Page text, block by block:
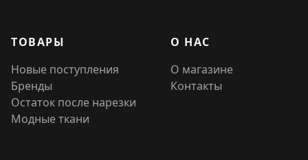
ТОВАРЫ
Новые поступления
Бренды
Остаток после нарезки
Модные ткани
О НАС
О магазине
Контакты